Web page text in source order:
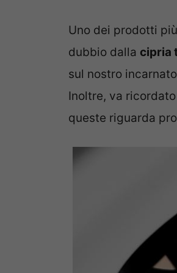
Uno dei prodotti
dubbio dalla cipria
sul nostro
Inoltre, va
queste riguarda